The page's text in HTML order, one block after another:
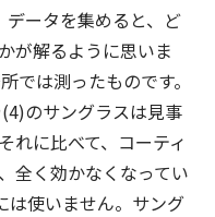
ータを集めると、ど
が解るように思いま
では測ったものです。
のサングラスは見事
れに比べて、コーティ
全く効かなくなってい
は使いません。サング